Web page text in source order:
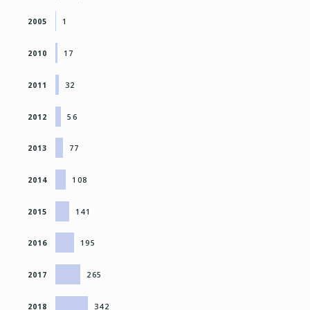
1
2005
17
2010
32
2011
56
2012
77
2013
108
2014
141
2015
195
2016
265
2017
342
2018